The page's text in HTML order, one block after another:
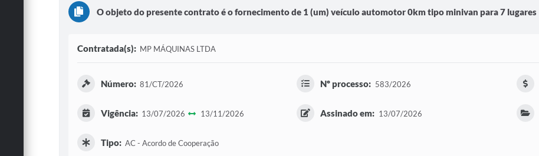
O objeto do presente contrato é o fornecimento de 1 (um) veículo automotor 0km tipo minivan para 7 lugares
Contratada(s): MP MÁQUINAS LTDA
Número: 81/CT/2026 Nº processo: 583/2026
Vigência: 13/07/2026 13/11/2026 Assinado em: 13/07/2026
Tipo: AC - Acordo de Cooperação